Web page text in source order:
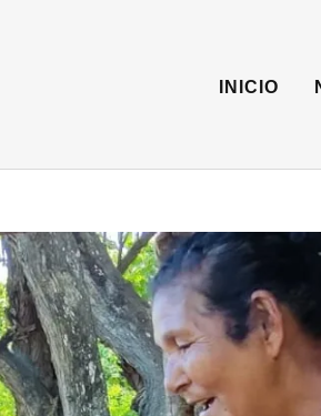
INICIO